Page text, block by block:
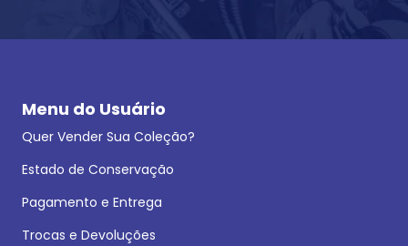
Menu do Usuário
Quer Vender Sua Coleção?
Estado de Conservação
Pagamento e Entrega
Trocas e Devoluções